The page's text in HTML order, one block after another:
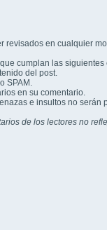
revisados en cualquier
cumplan las siguientes
del post.
SPAM.
en su comentario.
e insultos no serán
de los lectores no